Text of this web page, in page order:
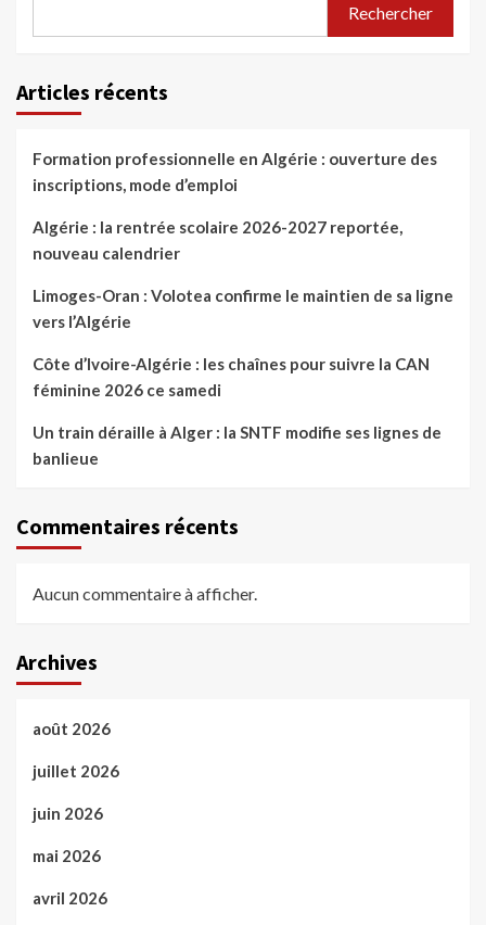
Rechercher
Articles récents
Formation professionnelle en Algérie : ouverture des
inscriptions, mode d’emploi
Algérie : la rentrée scolaire 2026-2027 reportée,
nouveau calendrier
Limoges-Oran : Volotea confirme le maintien de sa ligne
vers l’Algérie
Côte d’Ivoire-Algérie : les chaînes pour suivre la CAN
féminine 2026 ce samedi
Un train déraille à Alger : la SNTF modifie ses lignes de
banlieue
Commentaires récents
Aucun commentaire à afficher.
Archives
août 2026
juillet 2026
juin 2026
mai 2026
avril 2026